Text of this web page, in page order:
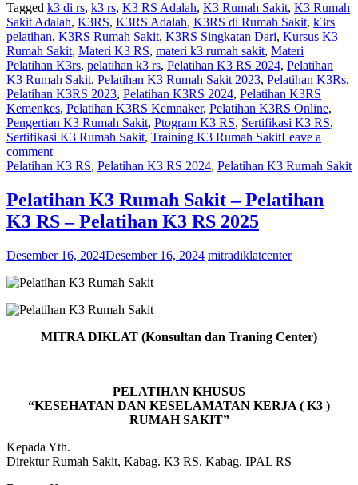
Tagged k3 di rs, k3 rs, K3 RS Adalah, K3 Rumah Sakit, K3 Rumah
Sakit Adalah, K3RS, K3RS Adalah, K3RS di Rumah Sakit, k3rs
pelatihan, K3RS Rumah Sakit, K3RS Singkatan Dari, Kursus K3
Rumah Sakit, Materi K3 RS, materi k3 rumah sakit, Materi
Pelatihan K3rs, pelatihan k3 rs, Pelatihan K3 RS 2024, Pelatihan
K3 Rumah Sakit, Pelatihan K3 Rumah Sakit 2023, Pelatihan K3Rs,
Pelatihan K3RS 2023, Pelatihan K3RS 2024, Pelatihan K3RS
Kemenkes, Pelatihan K3RS Kemnaker, Pelatihan K3RS Online,
Pengertian K3 Rumah Sakit, Ptogram K3 RS, Sertifikasi K3 RS,
Sertifikasi K3 Rumah Sakit, Training K3 Rumah SakitLeave a
comment
Pelatihan K3 RS, Pelatihan K3 RS 2024, Pelatihan K3 Rumah Sakit
Pelatihan K3 Rumah Sakit – Pelatihan
K3 RS – Pelatihan K3 RS 2025
Desember 16, 2024Desember 16, 2024 mitradiklatcenter
MITRA DIKLAT (Konsultan dan Traning Center)
PELATIHAN KHUSUS
“KESEHATAN DAN KESELAMATAN KERJA ( K3 )
RUMAH SAKIT”
Kepada Yth.
Direktur Rumah Sakit, Kabag. K3 RS, Kabag. IPAL RS